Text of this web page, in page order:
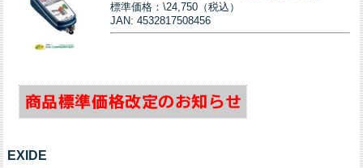
標準価格：\24,750（税込）
JAN: 4532817508456
EXIDE